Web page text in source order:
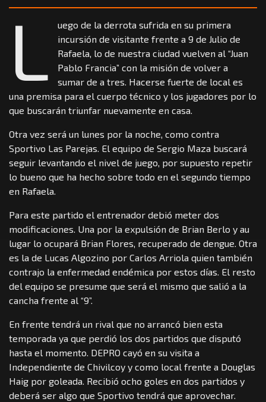
L
uego de la derrota sufrida en su primera
incursión de visitante frente a 9 de Julio de
Rafaela, lo de nuestra ciudad vuelven al “Juan
Pablo Francia” con la misión de volver a
sumar de a tres. Hacerse fuerte de local es
una premisa para el cuerpo técnico y los jugadores por lo
que buscarán triunfar nuevamente en casa.
Otra vez será un lunes por la noche, como contra
Sportivo Las Parejas. El equipo de Sergio Maza buscará
seguir levantando el nivel de juego, por supuesto repetir
lo bueno que ha hecho sobre todo en el segundo tiempo
en Rafaela.
Para este partido el entrenador debió meter dos
modificaciones. Una por la expulsión de Brian Berlo y au
lugar lo ocupará Brian Flores, recuperado de dengue. Otra
es la de Lucas Algozino por Carlos Arriola quien también
contrajo la enfermedad endémica por estos días. El resto
del equipo se presume que será el mismo que salió a la
cancha frente al “9”.
En frente tendrá un rival que no arrancó bien esta
temporada ya que perdió los dos partidos que disputó
hasta el momento. DEPRO cayó en su visita a
Independiente de Chivilcoy y como local frente a Douglas
Haig por goleada. Recibió ocho goles en dos partidos y
deberá ser algo que Sportivo tendrá que aprovechar.